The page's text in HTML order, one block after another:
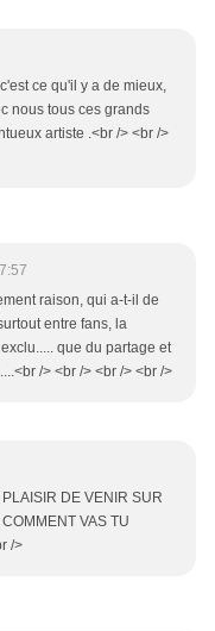
ce qu'il y a de mieux,
nous tous ces grands
artiste .<br /> <br />
raison, qui a-t-il de
entre fans, la
que du partage et
/> <br /> <br /> <br />
DE VENIR SUR
VAS TU
/>